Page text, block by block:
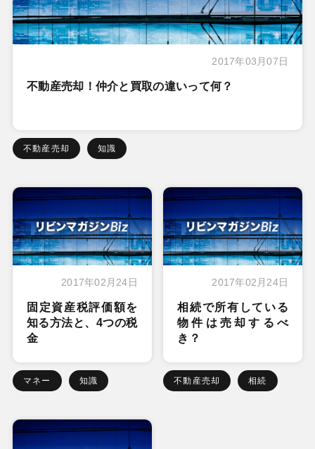
2017年03月07日
不動産売却！仲介と買取の違いって何？
不動産売却 知識
2017年02月24日
固定資産税評価額を
知る方法と、4つの税
金
マネー 知識
2017年02月24日
相続で所有している
物件は売却するべ
き？
不動産売却 相続